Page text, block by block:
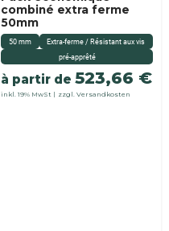
50 mm
Extra-ferme / Résistant aux vis
pré-apprêté
combiné extra ferme
50mm
à partir de523,66 €
inkl. 19% MwSt zzgl. Versandkosten